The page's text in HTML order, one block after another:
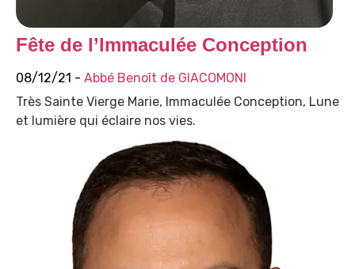
Fête de l’Immaculée Conception
08/12/21 - Abbé Benoît de GIACOMONI
Très Sainte Vierge Marie, Immaculée Conception, Lune
et lumière qui éclaire nos vies.